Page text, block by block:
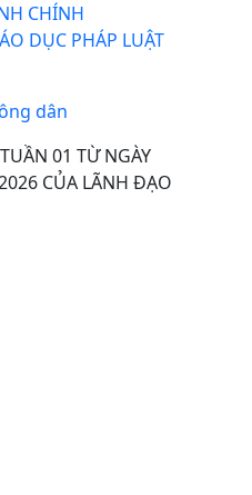
CHÍNH
DỤC PHÁP LUẬT
dân
01 TỪ NGÀY
CỦA LÃNH ĐẠO